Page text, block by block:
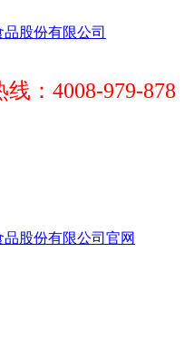
：4008-979-878